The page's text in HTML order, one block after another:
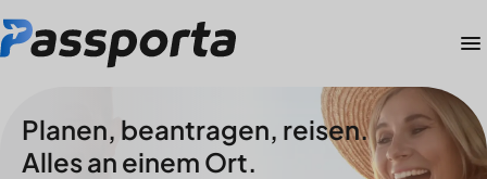
Planen, beantragen, reisen.
Alles an einem Ort.